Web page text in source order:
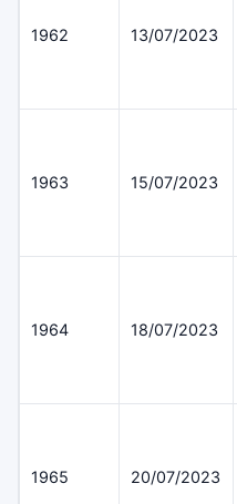
1962 13/07/2023
1963 15/07/2023
1964 18/07/2023
1965 20/07/2023